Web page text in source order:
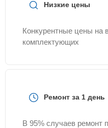
Низкие цены
Конкурентные цены на
комплектующих
Ремонт за 1 день
В 95% случаев ремонт